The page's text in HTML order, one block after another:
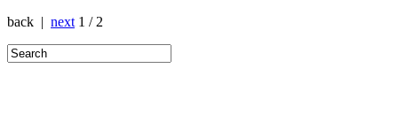
back | next 1 / 2